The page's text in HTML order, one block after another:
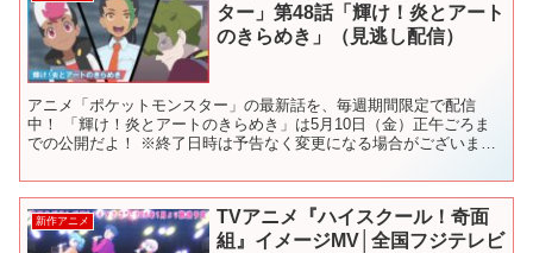
ター」第48話「輝け！炎とアート
のきらめき」（見逃し配信）
アニメ「ポケットモンスター」の最新話を、毎週期間限定で配信
中！ 「輝け！炎とアートのきらめき」は5月10日（金）正午ごろま
での公開だよ！ ※終了日時は予告なく変更になる場合がございま
新作アニメ
TVアニメ『ハイスクール！奇面
組』イメージMV│全国フジテレビ